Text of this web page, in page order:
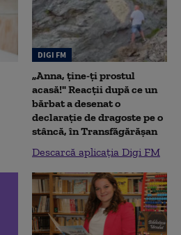
DIGI FM
„Anna, ţine-ţi prostul
acasă!" Reacţii după ce un
bărbat a desenat o
declaraţie de dragoste pe o
stâncă, în Transfăgărăşan
Descarcă aplicația Digi FM